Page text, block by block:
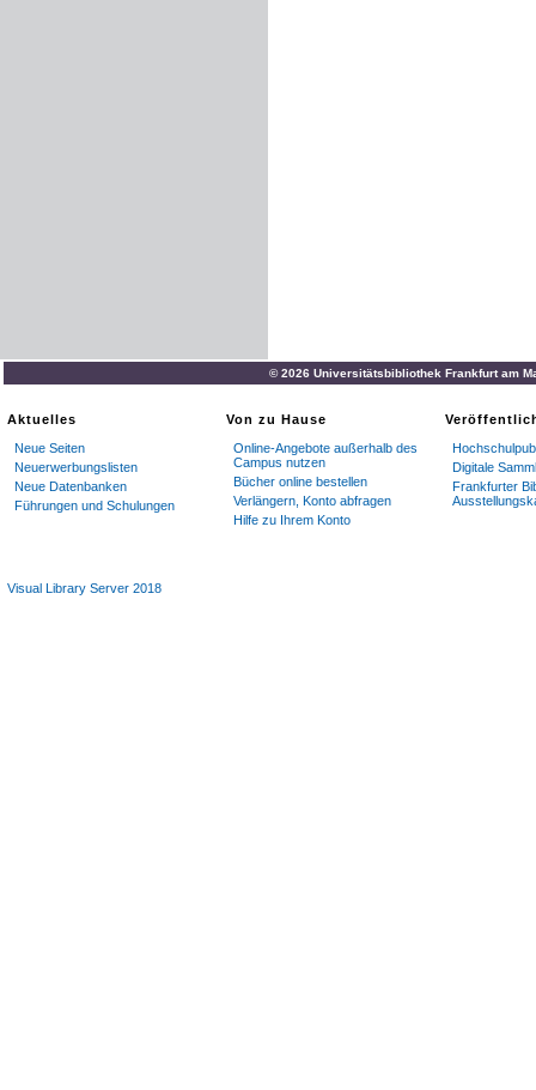
© 2026 Universitätsbibliothek Frankfurt am
Aktuelles
Neue Seiten
Neuerwerbungslisten
Neue Datenbanken
Führungen und Schulungen
Von zu Hause
Online-Angebote außerhalb des
Campus nutzen
Bücher online bestellen
Verlängern, Konto abfragen
Hilfe zu Ihrem Konto
Digitale
Frankfurter
Visual Library Server 2018